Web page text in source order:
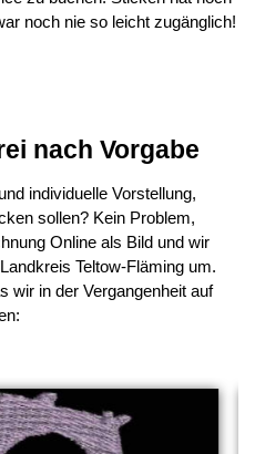
noch nie so leicht zugänglich!
nach Vorgabe
individuelle Vorstellung,
sollen? Kein Problem,
Online als Bild und wir
Teltow-Fläming um.
wir in der Vergangenheit auf